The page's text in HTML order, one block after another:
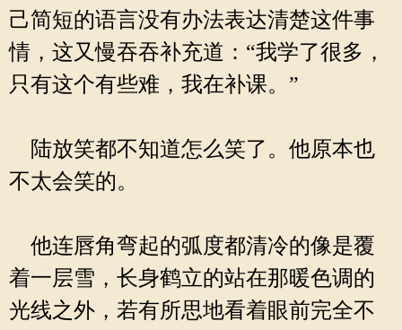
己简短的语言没有办法表达清楚这件事
情，这又慢吞吞补充道：“我学了很多，
只有这个有些难，我在补课。”
陆放笑都不知道怎么笑了。他原本也
不太会笑的。
他连唇角弯起的弧度都清冷的像是覆
着一层雪，长身鹤立的站在那暖色调的
光线之外，若有所思地看着眼前完全不